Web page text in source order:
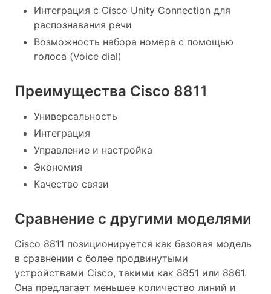
Интеграция с Cisco Unity Connection для
распознавания речи
Возможность набора номера с помощью
голоса (Voice dial)
Преимущества Cisco 8811
Универсальность
Интеграция
Управление и настройка
Экономия
Качество связи
Сравнение с другими моделями
Cisco 8811 позиционируется как базовая модель
в сравнении с более продвинутыми
устройствами Cisco, такими как 8851 или 8861.
Она предлагает меньшее количество линий и